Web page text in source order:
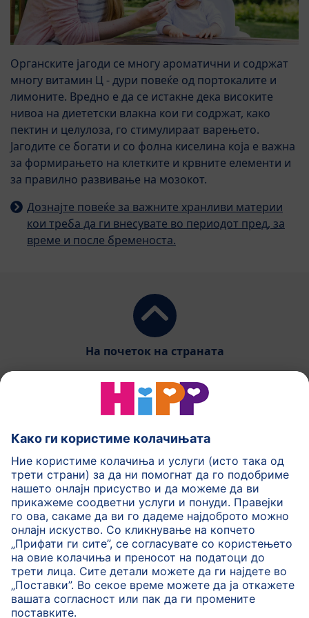
Органските јагоди се многу ароматични и содржат
многу витамин Ц - дури повеќе од портокалите и
лимоните. Вредно е да се истакне дека високите
нивоа на диететски влакна кои ги содржат, како
пектин и целулоза, го стимулираат варењето.
Јагодите се богати и со фолна киселина која е важна
за формирањето на клетките и крвните елементи и
за правилно развивање на мозокот.
Дознајте повеќе за важните хранливи материи
кои треба да ги внесувате во периодот пред, за
време и после бременоста.
На почеток на страната
HiPP Млечни формули
HiPP Храна за бебиња
HiPP за деца
HiPP Нега за кожа
HiPP Бременост
Политика на приватност
Услови на користење
Импринт
Повеќе за HiPP Контакт